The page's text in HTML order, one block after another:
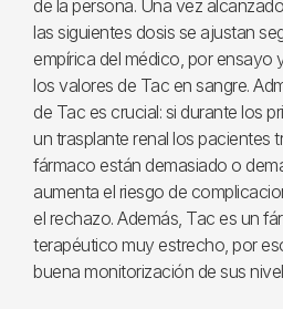
de la persona. Una vez
las siguientes dosis se ajustan
empírica del médico, por ensayo
los valores de Tac en sangre.
de Tac es crucial: si durante los
un trasplante renal los pacientes
fármaco están demasiado o
aumenta el riesgo de
el rechazo. Además, Tac es un
terapéutico muy estrecho, por
buena monitorización de sus